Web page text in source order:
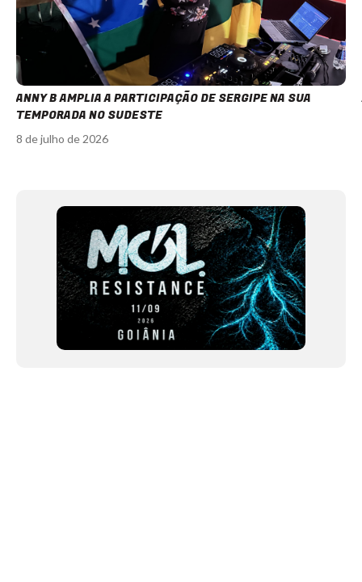
ANNY B AMPLIA A PARTICIPAÇÃO DE SERGIPE NA SUA
TEMPORADA NO SUDESTE
8 de julho de 2026